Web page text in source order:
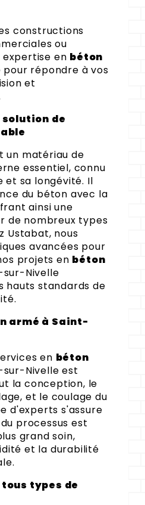
constructions
ou
en béton
répondre à vos
et
solution de
un matériau de
essentiel, connu
et sa longévité. Il
du béton avec la
ainsi une
de nombreux types
Ustabat, nous
avancées pour
projets en béton
Nivelle
hauts standards de
armé à Saint-
en béton
Nivelle est
la conception, le
et le coulage du
d'experts s'assure
processus est
grand soin,
et la durabilité
types de